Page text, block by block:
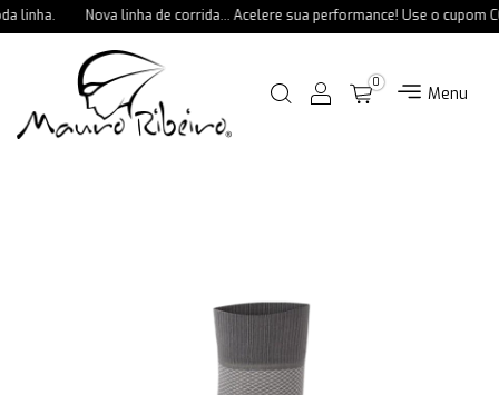
linha. Nova linha de corrida... Acelere sua performance! Use o cupom
Menu
0